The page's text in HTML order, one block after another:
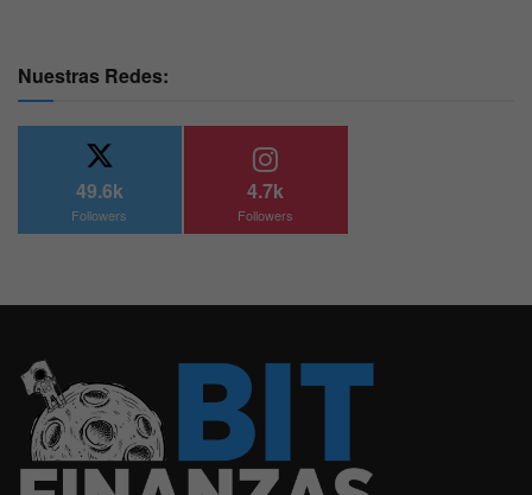
Nuestras Redes:
49.6k
Followers
4.7k
Followers